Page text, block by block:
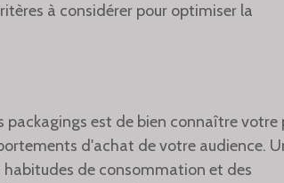
à considérer pour optimiser la
packagings est de bien connaître votre
d'achat de votre audience.
de consommation et des